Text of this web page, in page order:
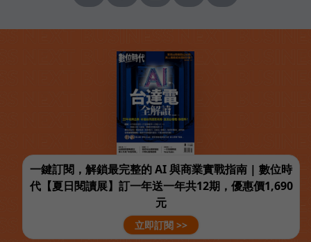
一鍵訂閱，解鎖最完整的 AI 與商業實戰指南 | 數位時
代【夏日閱讀展】訂一年送一年共12期，優惠價1,690
元
立即訂閱 >>